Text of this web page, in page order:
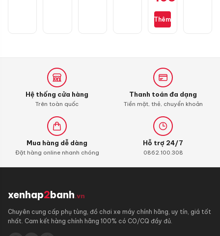
đốt
Liqui
Carbon
Cleaner
Thêm
Hệ thống cửa hàng
Trên toàn quốc
Thanh toán đa dạng
Tiền mặt, thẻ, chuyển khoản
Mua hàng dễ dàng
Đặt hàng online nhanh chóng
Hỗ trợ 24/7
0862.100.308
xenhap2banh.vn
Chuyên cung cấp phụ tùng, đồ chơi xe máy chính hãng, uy tín, giá tốt
nhất. Cam kết hàng chính hãng 100% có CO/CQ đầy đủ.